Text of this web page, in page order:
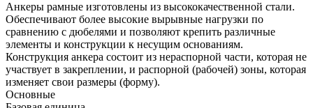
Анкеры рамные изготовлены из высококачественной стали.
Обеспечивают более высокие вырывные нагрузки по
сравнению с дюбелями и позволяют крепить различные
элементы и конструкции к несущим основаниям.
Конструкция анкера состоит из нераспорной части, которая не
участвует в закреплении, и распорной (рабочей) зоны, которая
изменяет свои размеры (форму).
Основные